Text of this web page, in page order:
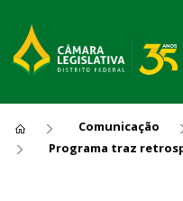
Comunicação